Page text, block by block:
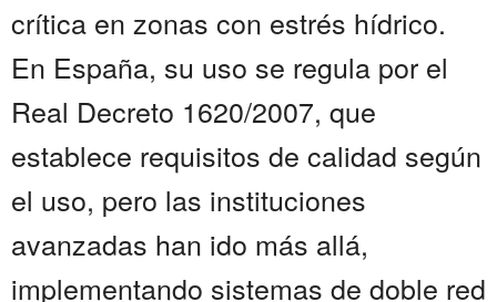
crítica en zonas con estrés hídrico.
En España, su uso se regula por el
Real Decreto 1620/2007, que
establece requisitos de calidad según
el uso, pero las instituciones
avanzadas han ido más allá,
implementando sistemas de doble red